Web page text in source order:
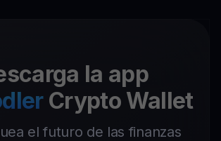
la app
Crypto Wallet
el futuro de las finanzas